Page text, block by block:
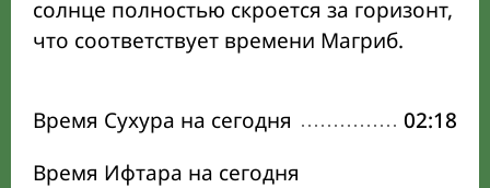
солнце полностью скроется за горизонт,
что соответствует времени Магриб.
Время Сухура на сегодня
02:18
Время Ифтара на сегодня